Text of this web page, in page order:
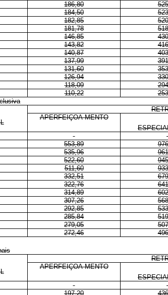
186,80
184,50
182,85
181,78
146,85
143,82
140,87
137,99
131,60
126,94
118,09
110,22
APERFEIÇOA-MENTO
553,89
535,96
522,60
511,60
332,51
322,76
314,89
307,26
292,85
285,84
279,05
272,46
APERFEIÇOA-MENTO
197,20